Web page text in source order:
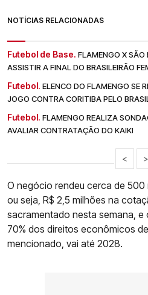
NOTÍCIAS RELACIONADAS
Futebol de Base. FLAMENGO X SÃO
ASSISTIR A FINAL DO BRASILEIRÃO
Futebol. ELENCO DO FLAMENGO SE
JOGO CONTRA CORITIBA PELO
Futebol. FLAMENGO REALIZA
AVALIAR CONTRATAÇÃO DO KAIKI
< >
O negócio rendeu cerca de 500
ou seja, R$ 2,5 milhões na
sacramentado nesta semana, e
70% dos direitos econômicos
mencionado, vai até 2028.